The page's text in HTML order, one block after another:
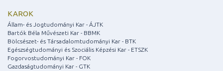
KAROK
Állam- és Jogtudományi Kar - ÁJTK
Bartók Béla Művészeti Kar - BBMK
Bölcsészet- és Társadalomtudományi Kar - BTK
Egészségtudományi és Szociális Képzési Kar - ETSZK
Fogorvostudományi Kar - FOK
Gazdaságtudományi Kar - GTK